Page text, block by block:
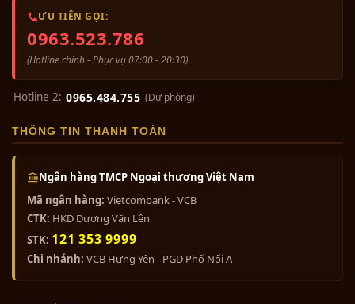
ƯU TIÊN GỌI:
0963.523.786
(Hotline chính - Phục vụ 07:00 - 20:30)
Hotline 2: 0965.484.755 (Dự phòng)
THÔNG TIN THANH TOÁN
Ngân hàng TMCP Ngoại thương Việt Nam
Mã ngân hàng: Vietcombank - VCB
CTK: HKD Dương Văn Lên
STK: 121 353 9999
Chi nhánh: VCB Hưng Yên - PGD Phố Nối A